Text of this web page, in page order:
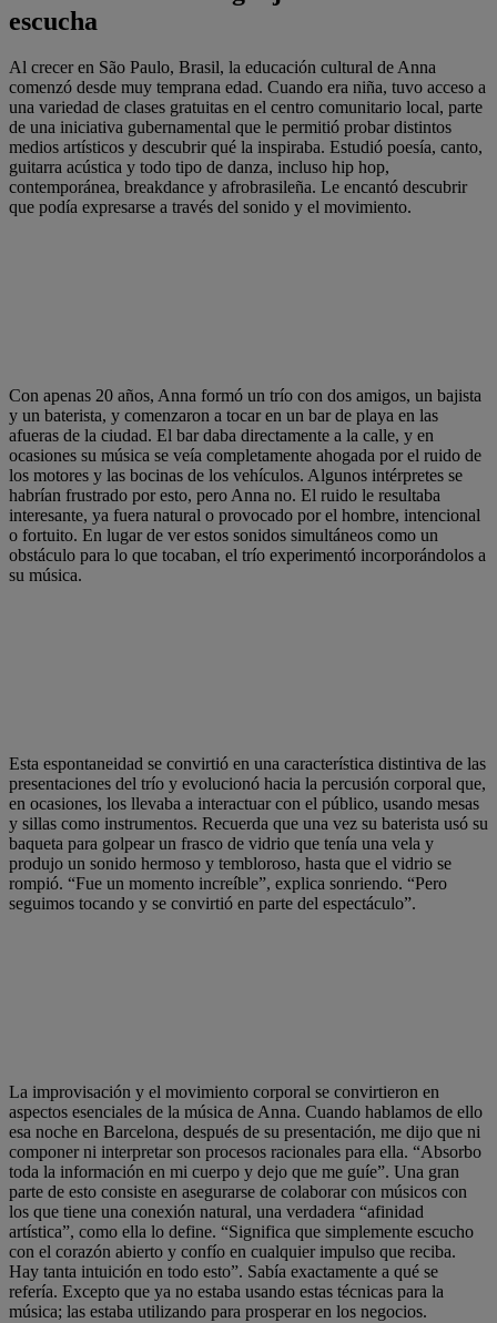
escucha
Al crecer en São Paulo, Brasil, la educación cultural de Anna
comenzó desde muy temprana edad. Cuando era niña, tuvo acceso a
una variedad de clases gratuitas en el centro comunitario local, parte
de una iniciativa gubernamental que le permitió probar distintos
medios artísticos y descubrir qué la inspiraba. Estudió poesía, canto,
guitarra acústica y todo tipo de danza, incluso hip hop,
contemporánea, breakdance y afrobrasileña. Le encantó descubrir
que podía expresarse a través del sonido y el movimiento.
Con apenas 20 años, Anna formó un trío con dos amigos, un bajista
y un baterista, y comenzaron a tocar en un bar de playa en las
afueras de la ciudad. El bar daba directamente a la calle, y en
ocasiones su música se veía completamente ahogada por el ruido de
los motores y las bocinas de los vehículos. Algunos intérpretes se
habrían frustrado por esto, pero Anna no. El ruido le resultaba
interesante, ya fuera natural o provocado por el hombre, intencional
o fortuito. En lugar de ver estos sonidos simultáneos como un
obstáculo para lo que tocaban, el trío experimentó incorporándolos a
su música.
Esta espontaneidad se convirtió en una característica distintiva de las
presentaciones del trío y evolucionó hacia la percusión corporal que,
en ocasiones, los llevaba a interactuar con el público, usando mesas
y sillas como instrumentos. Recuerda que una vez su baterista usó su
baqueta para golpear un frasco de vidrio que tenía una vela y
produjo un sonido hermoso y tembloroso, hasta que el vidrio se
rompió. “Fue un momento increíble”, explica sonriendo. “Pero
seguimos tocando y se convirtió en parte del espectáculo”.
La improvisación y el movimiento corporal se convirtieron en
aspectos esenciales de la música de Anna. Cuando hablamos de ello
esa noche en Barcelona, después de su presentación, me dijo que ni
componer ni interpretar son procesos racionales para ella. “Absorbo
toda la información en mi cuerpo y dejo que me guíe”. Una gran
parte de esto consiste en asegurarse de colaborar con músicos con
los que tiene una conexión natural, una verdadera “afinidad
artística”, como ella lo define. “Significa que simplemente escucho
con el corazón abierto y confío en cualquier impulso que reciba.
Hay tanta intuición en todo esto”. Sabía exactamente a qué se
refería. Excepto que ya no estaba usando estas técnicas para la
música; las estaba utilizando para prosperar en los negocios.